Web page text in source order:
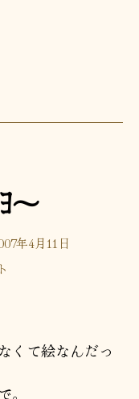
～
年4月11日
くて絵なんだっ